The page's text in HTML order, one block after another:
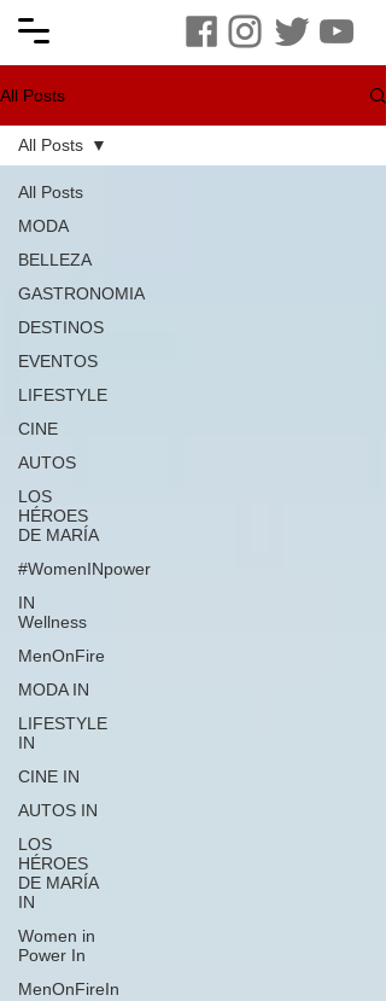
All Posts
All Posts
MODA
BELLEZA
GASTRONOMIA
DESTINOS
EVENTOS
LIFESTYLE
CINE
AUTOS
LOS
HÉROES
DE MARÍA
#WomenINpower
IN
Wellness
MenOnFire
MODA IN
LIFESTYLE
IN
CINE IN
AUTOS IN
LOS
HÉROES
DE MARÍA
IN
Women in
Power In
MenOnFireIn
All Posts